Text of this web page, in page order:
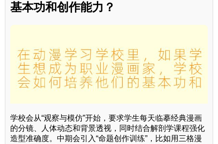
基本功和创作能力？
学校会从“观察与模仿”开始，要求学生每天临摹经典漫画
的分镜、人体动态和背景透视，同时结合解剖学课程强化
造型准确度。中期会引入“命题创作训练”，比如用三格漫